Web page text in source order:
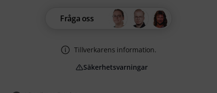
Fråga oss
Tillverkarens information.
Säkerhetsvarningar